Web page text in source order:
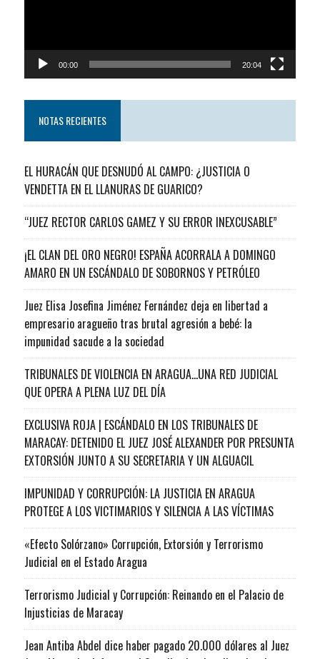
00:00 20:04
NOTAS RECIENTES
EL HURACÁN QUE DESNUDÓ AL CAMPO: ¿JUSTICIA O
VENDETTA EN EL LLANURAS DE GUARICO?
“JUEZ RECTOR CARLOS GAMEZ Y SU ERROR INEXCUSABLE”
¡EL CLAN DEL ORO NEGRO! ESPAÑA ACORRALA A DOMINGO
AMARO EN UN ESCÁNDALO DE SOBORNOS Y PETRÓLEO
Juez Elisa Josefina Jiménez Fernández deja en libertad a
empresario aragueño tras brutal agresión a bebé: la
impunidad sacude a la sociedad
TRIBUNALES DE VIOLENCIA EN ARAGUA…UNA RED JUDICIAL
QUE OPERA A PLENA LUZ DEL DÍA
EXCLUSIVA ROJA | ESCÁNDALO EN LOS TRIBUNALES DE
MARACAY: DETENIDO EL JUEZ JOSÉ ALEXANDER POR PRESUNTA
EXTORSIÓN JUNTO A SU SECRETARIA Y UN ALGUACIL
IMPUNIDAD Y CORRUPCIÓN: LA JUSTICIA EN ARAGUA
PROTEGE A LOS VICTIMARIOS Y SILENCIA A LAS VÍCTIMAS
«Efecto Solórzano» Corrupción, Extorsión y Terrorismo
Judicial en el Estado Aragua
Terrorismo Judicial y Corrupción: Reinando en el Palacio de
Injusticias de Maracay
Jean Antiba Abdel dice haber pagado 20.000 dólares al Juez